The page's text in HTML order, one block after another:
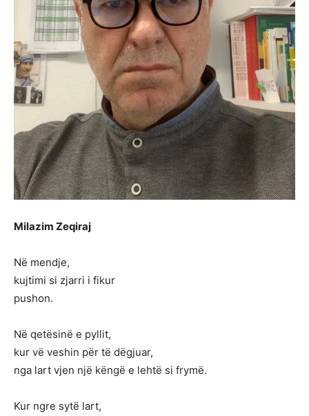
Milazim Zeqiraj
Në mendje,
kujtimi si zjarri i fikur
pushon.
Në qetësinë e pyllit,
kur vë veshin për të dëgjuar,
nga lart vjen një këngë e lehtë si frymë.
Kur ngre sytë lart,